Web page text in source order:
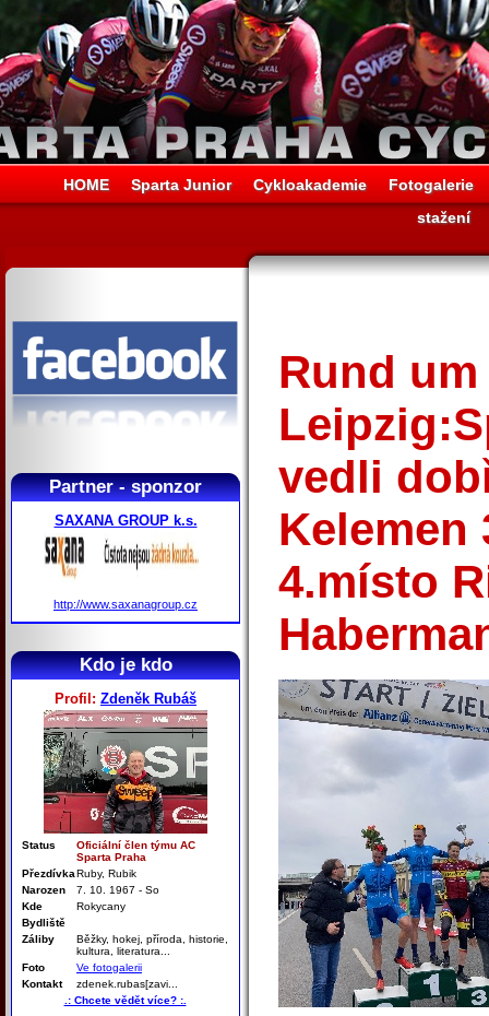
HOME Sparta Junior Cykloakademie
Fotogalerie
stažení
Partner - sponzor
SAXANA GROUP k.s.
http://www.saxanagroup.cz
Kdo je kdo
Profil: Zdeněk Rubáš
Status
Oficiální člen týmu AC
Sparta Praha
PřezdívkaRuby, Rubik
Narozen
7. 10. 1967 - So
Kde
Rokycany
Bydliště
Záliby
Běžky, hokej, příroda, historie,
kultura, literatura...
Foto
Ve fotogalerii
Kontakt
zdenek.rubas[zavi...
.: Chcete vědět více? :.
Rund
vedli
Kelemen
4.místo